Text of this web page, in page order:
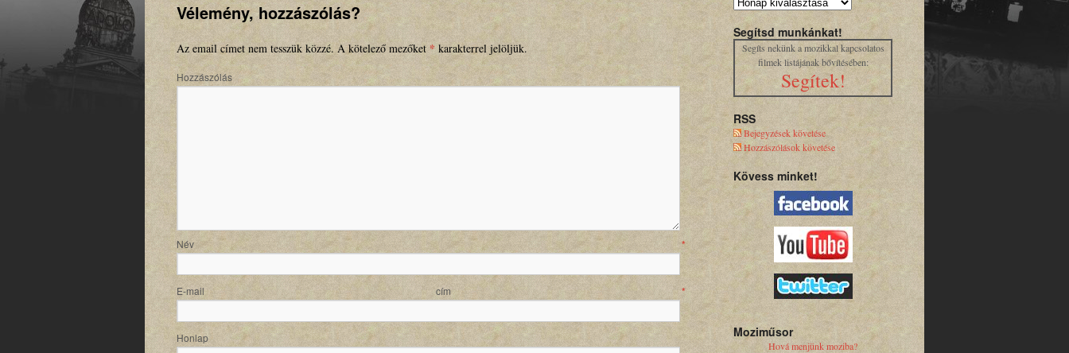
Vélemény, hozzászólás?
Az email címet nem tesszük közzé.A kötelező mezőket * karakterrel jelöljük.
Hozzászólás
Név *
E-mail cím *
Honlap
Segítsd munkánkat!
Segíts nekünk a mozikkal kapcsolatos
filmek listájának bővítésében:
Segítek!
RSS
Bejegyzések követése
Hozzászólások követése
Kövess minket!
Moziműsor
Hová menjünk moziba?